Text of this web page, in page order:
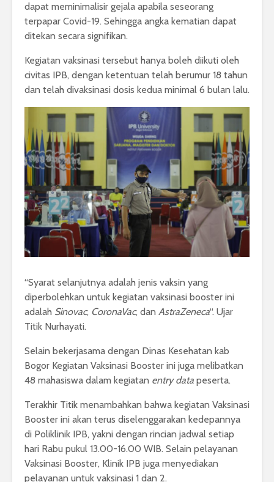
dapat meminimalisir gejala apabila seseorang
terpapar Covid-19. Sehingga angka kematian dapat
ditekan secara signifikan.
Kegiatan vaksinasi tersebut hanya boleh diikuti oleh
civitas IPB, dengan ketentuan telah berumur 18 tahun
dan telah divaksinasi dosis kedua minimal 6 bulan lalu.
“Syarat selanjutnya adalah jenis vaksin yang
diperbolehkan untuk kegiatan vaksinasi booster ini
adalah Sinovac, CoronaVac, dan AstraZeneca“. Ujar
Titik Nurhayati.
Selain bekerjasama dengan Dinas Kesehatan kab
Bogor Kegiatan Vaksinasi Booster ini juga melibatkan
48 mahasiswa dalam kegiatan entry data peserta.
Terakhir Titik menambahkan bahwa kegiatan Vaksinasi
Booster ini akan terus diselenggarakan kedepannya
di Poliklinik IPB, yakni dengan rincian jadwal setiap
hari Rabu pukul 13.00-16.00 WIB. Selain pelayanan
Vaksinasi Booster, Klinik IPB juga menyediakan
pelayanan untuk vaksinasi 1 dan 2.